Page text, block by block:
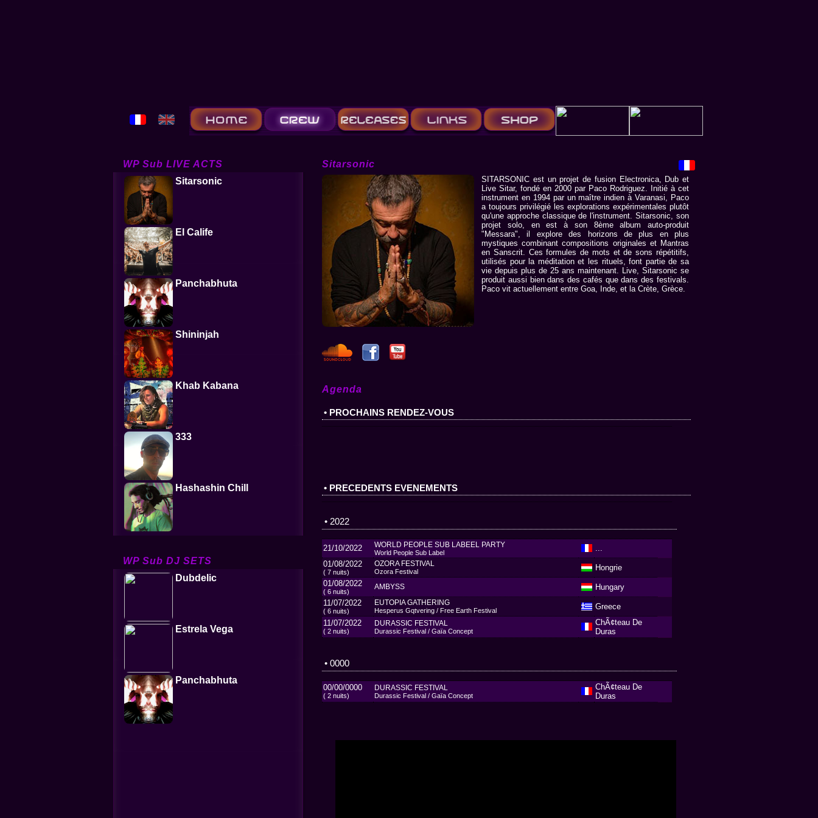
WP Sub LIVE ACTS
Sitarsonic
El Calife
Panchabhuta
Shininjah
Khab Kabana
333
Hashashin Chill
WP Sub DJ SETS
Dubdelic
Estrela Vega
Panchabhuta
Sitarsonic
SITARSONIC est un projet de fusion Electronica, Dub et
Live Sitar, fondé en 2000 par Paco Rodriguez. Initié à cet
instrument en 1994 par un maître indien à Varanasi, Paco
a toujours privilégié les explorations expérimentales plutôt
qu'une approche classique de l'instrument. Sitarsonic, son
projet solo, en est à son 8ème album auto-produit
"Messara", il explore des horizons de plus en plus
mystiques combinant compositions originales et Mantras
en Sanscrit. Ces formules de mots et de sons répétitifs,
utilisés pour la méditation et les rituels, font partie de sa
vie depuis plus de 25 ans maintenant. Live, Sitarsonic se
produit aussi bien dans des cafés que dans des festivals.
Paco vit actuellement entre Goa, Inde, et la Crète, Grèce.
Agenda
• PROCHAINS RENDEZ-VOUS
• PRECEDENTS EVENEMENTS
• 2022
21/10/2022 WORLD PEOPLE SUB LABEEL PARTY
World People Sub Label
...
01/08/2022
( 7 nuits)
OZORA FESTIVAL
Ozora Festival
Hongrie
01/08/2022
( 6 nuits)
AMBYSS
Hungary
11/07/2022
( 6 nuits)
EUTOPIA GATHERING
Hesperus Gqtvering / Free Earth Festival
Greece
11/07/2022
( 2 nuits)
DURASSIC FESTIVAL
Durassic Festival / Gaïa Concept
ChÃ¢teau De
Duras
• 0000
00/00/0000
( 2 nuits)
DURASSIC FESTIVAL
Durassic Festival / Gaïa Concept
ChÃ¢teau De
Duras